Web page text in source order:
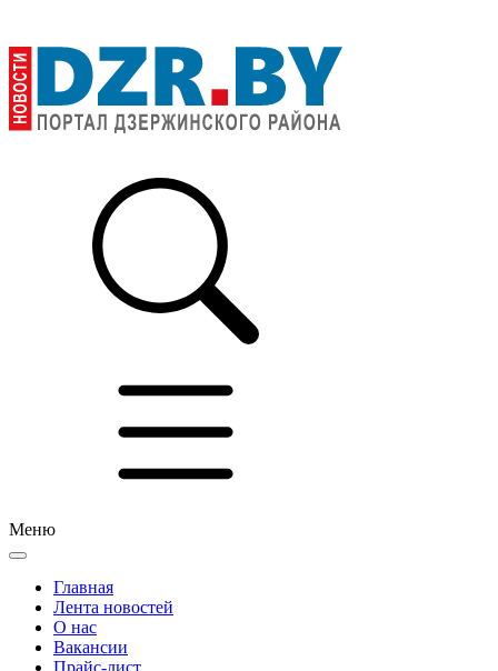
Меню
Главная
Лента новостей
О нас
Вакансии
Прайс-лист